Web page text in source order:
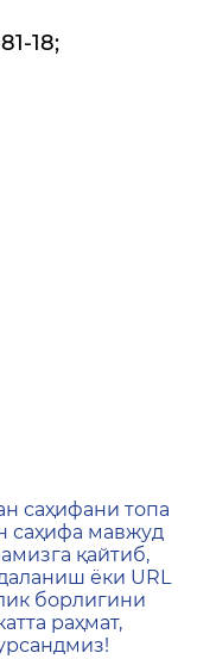
18;
не
саҳифани топа
саҳифа мавжуд
қайтиб,
ёки URL
борлигини
раҳмат,